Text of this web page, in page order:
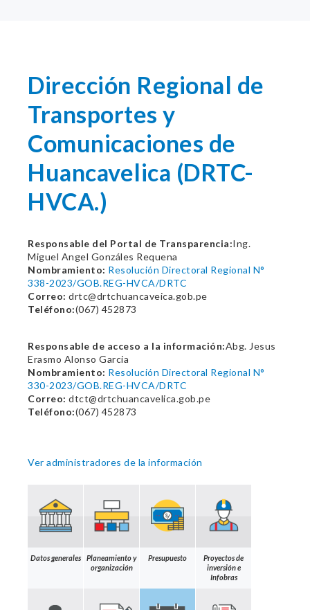
Dirección Regional de
Transportes y
Comunicaciones de
Huancavelica (DRTC-
HVCA.)
Responsable del Portal de Transparencia:Ing.
Miguel Angel Gonzáles Requena
Nombramiento: Resolución Directoral Regional N°
338-2023/GOB.REG-HVCA/DRTC
Correo: drtc@drtchuancaveica.gob.pe
Teléfono:(067) 452873
Responsable de acceso a la información:Abg. Jesus
Erasmo Alonso Garcia
Nombramiento: Resolución Directoral Regional N°
330-2023/GOB.REG-HVCA/DRTC
Correo: dtct@drtchuancavelica.gob.pe
Teléfono:(067) 452873
Ver administradores de la información
Datos generales
Planeamiento y
organización
Presupuesto
Proyectos de
inversión e
Infobras